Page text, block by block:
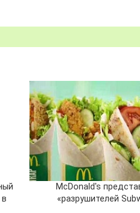
McDonald's
«разрушителей